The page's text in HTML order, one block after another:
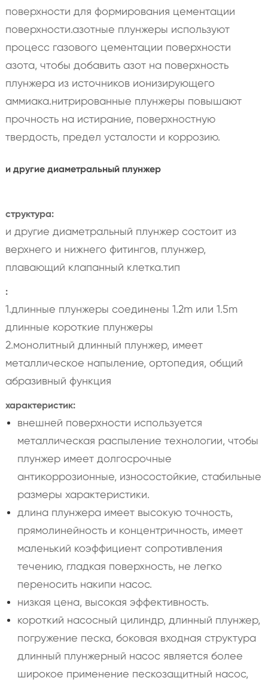
поверхности для формирования цементации
поверхности.азотные плунжеры используют
процесс газового цементации поверхности
азота, чтобы добавить азот на поверхность
плунжера из источников ионизирующего
аммиака.нитрированные плунжеры повышают
прочность на истирание, поверхностную
твердость, предел усталости и коррозию.
и другие диаметральный плунжер
структура:
и другие диаметральный плунжер состоит из
верхнего и нижнего фитингов, плунжер,
плавающий клапанный клетка.тип
:
1.длинные плунжеры соединены 1.2m или 1.5m
длинные короткие плунжеры
2.монолитный длинный плунжер, имеет
металлическое напыление, ортопедия, общий
абразивный функция
характеристик:
внешней поверхности используется
металлическая распыление технологии, чтобы
плунжер имеет долгосрочные
антикоррозионные, износостойкие, стабильные
размеры характеристики.
длина плунжера имеет высокую точность,
прямолинейность и концентричность, имеет
маленький коэффициент сопротивления
течению, гладкая поверхность, не легко
переносить накипи насос.
низкая цена, высокая эффективность.
короткий насосный цилиндр, длинный плунжер,
погружение песка, боковая входная структура
длинный плунжерный насос является более
широкое применение пескозащитный насос,